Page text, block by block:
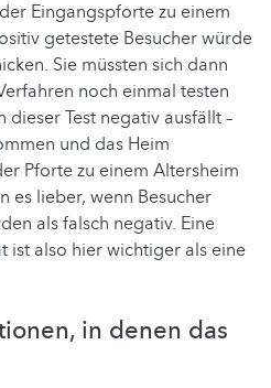
Eingangspforte zu einem
getestete Besucher würde
Sie müssten sich dann
noch einmal testen
dieser Test negativ ausfällt –
und das Heim
Pforte zu einem Altersheim
es lieber, wenn Besucher
als falsch negativ. Eine
ist also hier wichtiger als eine
in denen das